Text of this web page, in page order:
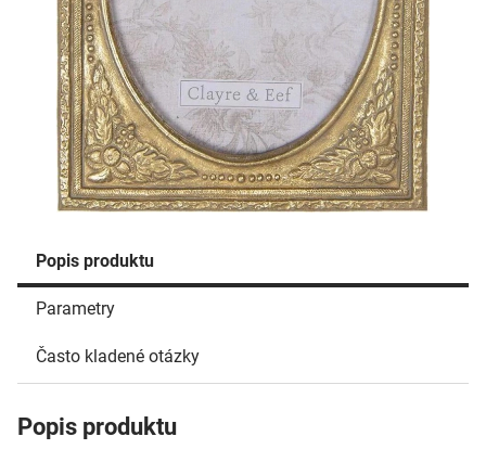
Popis produktu
Parametry
Často kladené otázky
Popis produktu